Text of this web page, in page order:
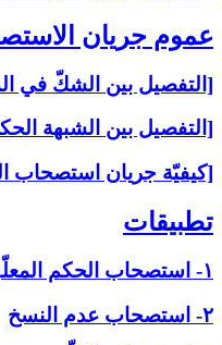
عموم جريان
[التفصيل بين الشكّ في
[التفصيل بين الشبهة
[كيفيّة جريان استصحاب
تطبيقات‏
۱- استصحاب الحكم المعلّق
۲- استصحاب عدم النسخ